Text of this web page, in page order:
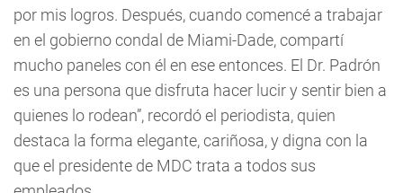
por mis logros. Después, cuando comencé a trabajar
en el gobierno condal de Miami-Dade, compartí
mucho paneles con él en ese entonces. El Dr. Padrón
es una persona que disfruta hacer lucir y sentir bien a
quienes lo rodean”, recordó el periodista, quien
destaca la forma elegante, cariñosa, y digna con la
que el presidente de MDC trata a todos sus